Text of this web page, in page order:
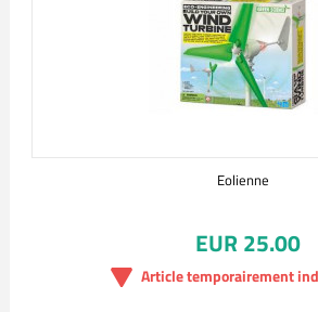
Eolienne
EUR 25.00
Article temporairement